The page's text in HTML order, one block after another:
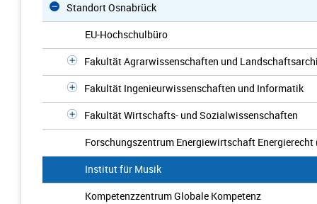
Standort Osnabrück
EU-Hochschulbüro
Fakultät Agrarwissenschaften und
Fakultät Ingenieurwissenschaften und Informatik
Fakultät Wirtschafts- und Sozialwissenschaften
Forschungszentrum Energiewirtschaft Energierecht
Institut für Musik
Kompetenzzentrum Globale Kompetenz